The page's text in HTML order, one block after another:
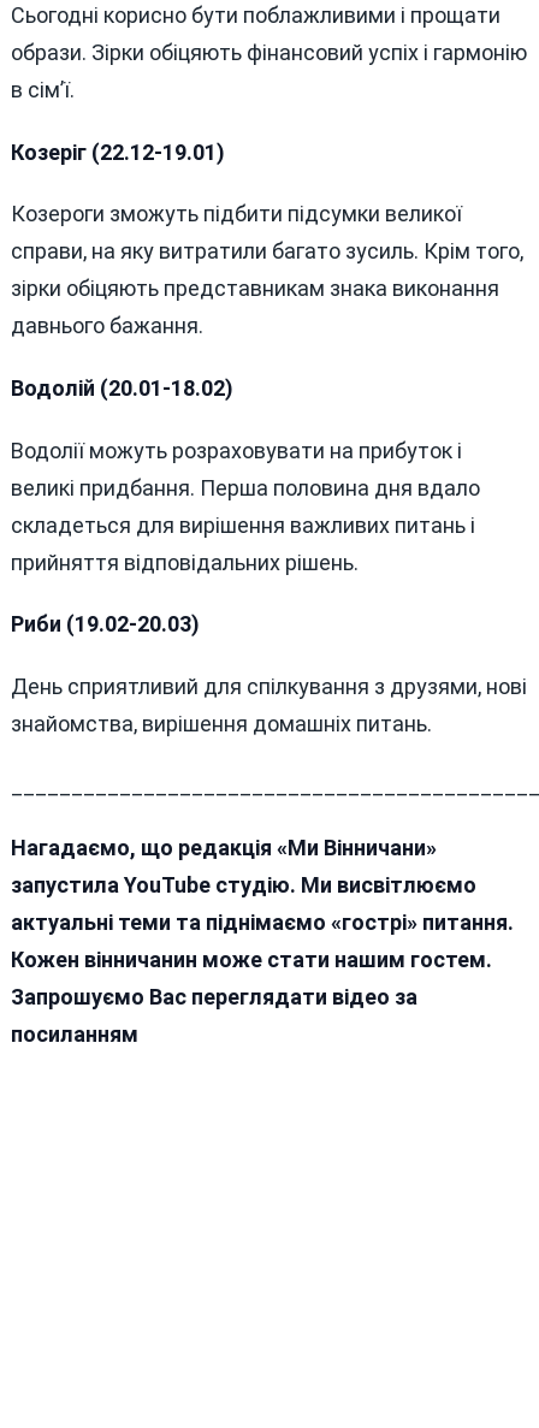
Сьогодні корисно бути поблажливими і прощати
образи. Зірки обіцяють фінансовий успіх і гармонію
в сім’ї.
Козеріг (22.12-19.01)
Козероги зможуть підбити підсумки великої
справи, на яку витратили багато зусиль. Крім того,
зірки обіцяють представникам знака виконання
давнього бажання.
Водолій (20.01-18.02)
Водолії можуть розраховувати на прибуток і
великі придбання. Перша половина дня вдало
складеться для вирішення важливих питань і
прийняття відповідальних рішень.
Риби (19.02-20.03)
День сприятливий для спілкування з друзями, нові
знайомства, вирішення домашніх питань.
Нагадаємо, що редакція «Ми Вінничани»
запустила YouTube студію. Ми висвітлюємо
актуальні теми та піднімаємо «гострі» питання.
Кожен вінничанин може стати нашим гостем.
Запрошуємо Вас переглядати відео за
посиланням